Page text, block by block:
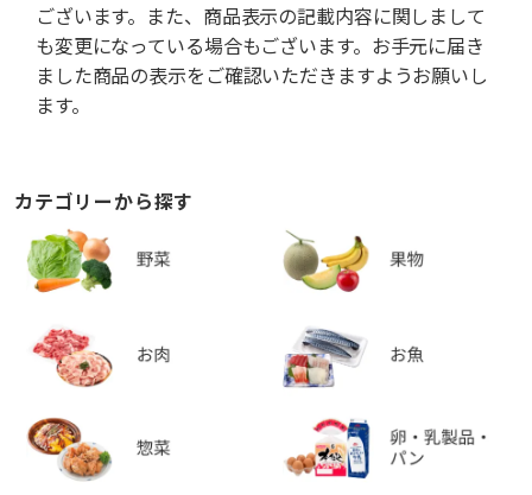
ございます。また、商品表示の記載内容に関しまして
も変更になっている場合もございます。お手元に届き
ました商品の表示をご確認いただきますようお願いし
ます。
カテゴリーから探す